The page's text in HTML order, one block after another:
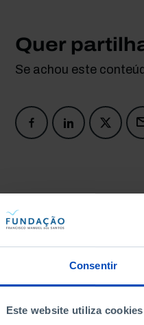
Consentir
Este website utiliza cookies
Quer
Se achou este
pesquisar